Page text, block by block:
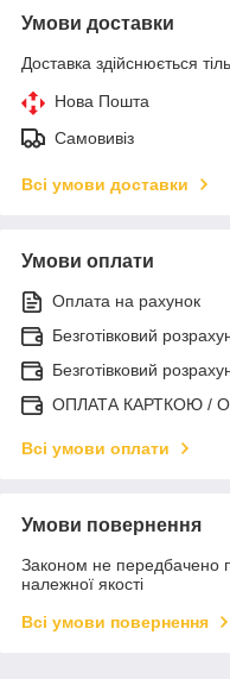
Умови доставки
Доставка здійснюється
Нова Пошта
Самовивіз
Всі умови доставки
Умови оплати
Оплата на рахунок
Безготівковий
Безготівковий
ОПЛАТА КАРТКОЮ /
Всі умови оплати
Умови повернення
Законом не передбачено
належної якості
Всі умови повернення